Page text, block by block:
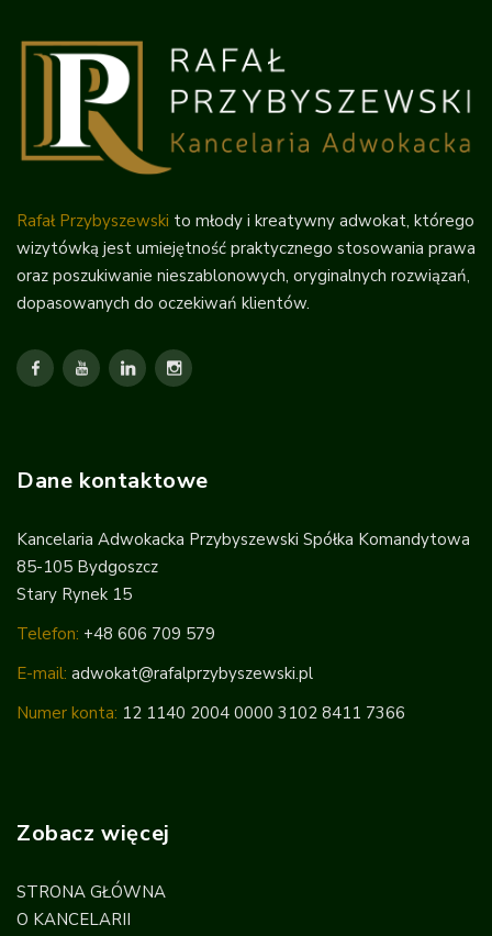
Rafał Przybyszewski to młody i kreatywny adwokat, którego
wizytówką jest umiejętność praktycznego stosowania prawa
oraz poszukiwanie nieszablonowych, oryginalnych rozwiązań,
dopasowanych do oczekiwań klientów.
Dane kontaktowe
Kancelaria Adwokacka Przybyszewski Spółka Komandytowa
85-105 Bydgoszcz
Stary Rynek 15
Telefon: +48 606 709 579
E-mail: adwokat@rafalprzybyszewski.pl
Numer konta: 12 1140 2004 0000 3102 8411 7366
Zobacz więcej
STRONA GŁÓWNA
O KANCELARII